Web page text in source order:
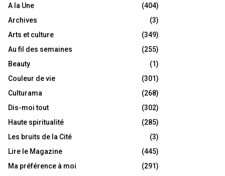
A la Une
(404)
Archives
(3)
Arts et culture
(349)
Au fil des semaines
(255)
Beauty
(1)
Couleur de vie
(301)
Culturama
(268)
Dis-moi tout
(302)
Haute spiritualité
(285)
Les bruits de la Cité
(3)
Lire le Magazine
(445)
Ma préférence à moi
(291)